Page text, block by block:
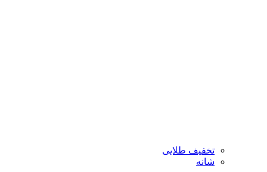
تخفیف طلایی
شانه